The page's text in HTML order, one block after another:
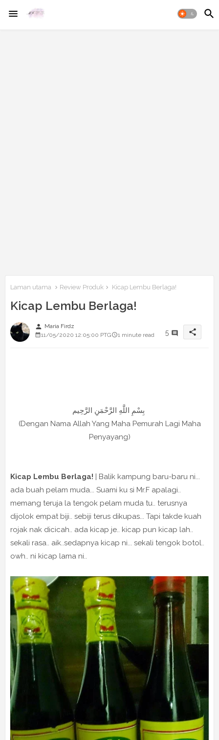
Laman utama Review Produk Kicap Lembu Berlaga!
Kicap Lembu Berlaga!
person Maria Firdz
11/05/2020 12:05:00 PTG
1 minute read 5 share
(Dengan Nama Allah Yang Maha Pemurah Lagi Maha
Penyayang)
Kicap Lembu Berlaga! | Balik kampung baru-baru ni...
ada buah pelam muda... Suami ku si Mr.F apalagi..
memang teruja la tengok pelam muda tu.. terusnya
dijolok empat biji.. sebiji terus dikupas... Tapi takde kuah
rojak nak dicicah.. ada kicap je.. kicap pun kicap lah..
sekali rasa.. aik..sedapnya kicap ni... sekali tengok botol..
owh.. ni kicap lama ni..